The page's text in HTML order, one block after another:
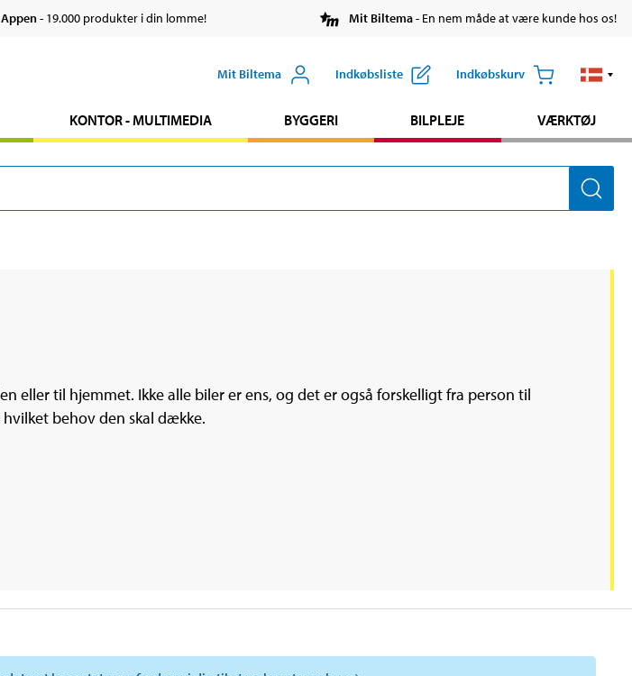
- 19.000 produkter i din lomme! Mit Biltema- En nem måde at være kunde hos os!
Mit Biltema Indkøbsliste Indkøbskurv
KONTOR - MULTIMEDIA BYGGERI BILPLEJE VÆRKTØJ
til hjemmet. Ikke alle biler er ens, og det er også forskelligt fra person til
behov den skal dække.